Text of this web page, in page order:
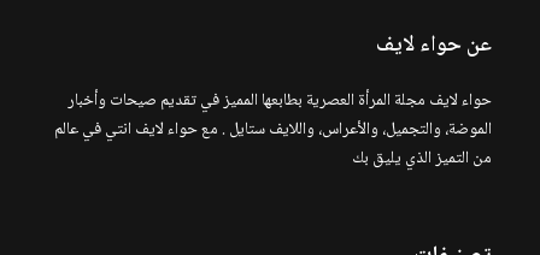
عن حواء لايف
حواء لايف مجلة المرأة العصرية بطابعها المميز في تقديم صيحات وأخبار
الموضة، والتجميل، والأعراس، واللايف ستايل . مع حواء لايف انتي في عالم
من التميز الذي يليق بك